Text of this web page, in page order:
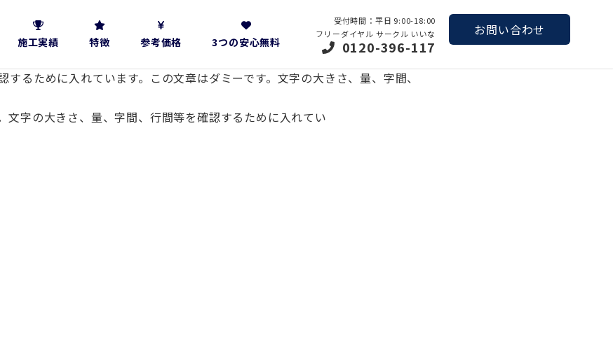
施工実績 特徴 参考価格 3つの安心無料
受付時間：平日 9:00-18:00
フリーダイヤル サークル いいな
0120-396-117
お問い合わせ
るために入れています。この文章はダミーです。文字の大きさ、量、字間、
字の大きさ、量、字間、行間等を確認するために入れてい